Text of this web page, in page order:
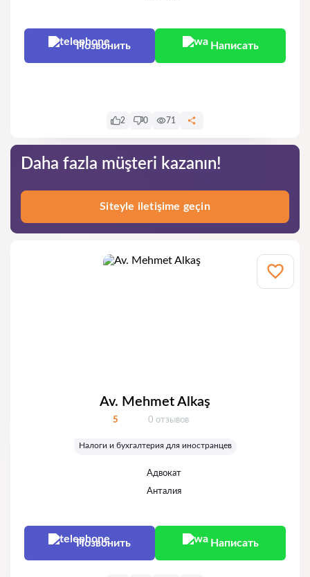
Позвонить Написать
2 0 71
Daha fazla müşteri kazanın!
Siteyle iletişime geçin
Av. Mehmet Alkaş
5 Отзывов:
0 отзывов
Налоги и бухгалтерия для иностранцев
Адвокат
Анталия
Позвонить Написать